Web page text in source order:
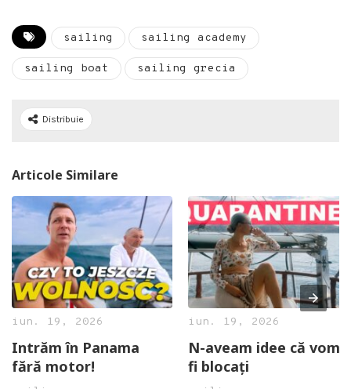
sailing sailing academy
sailing boat sailing grecia
Distribuie
Articole Similare
iun. 19, 2026
Intrăm în Panama
fără motor!
iun. 19, 2026
N-aveam idee că vom
fi blocați